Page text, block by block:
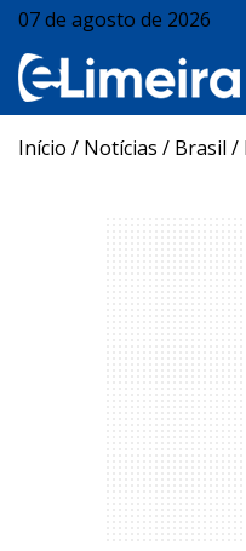
07 de agosto de 2026
Início / Notícias / Brasil /